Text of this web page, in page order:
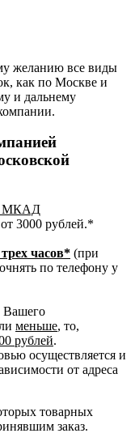
желанию все виды
как по Москве и
и дальнему
МКАД
3000 рублей.*
часов* (при
по телефону у
Вашего
меньше, то,
рублей.
осуществляется и
от адреса
товарных
заказ.